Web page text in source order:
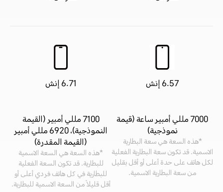
6.57 إنش
7000 مللي أمبير ساعة (قيمة
نموذجية)
*هذه السعة هي سعة البطارية
الاسمية. قد تكون سعة البطارية الفعلية
لكل هاتف على حدة أعلى أو أقل بقليل
من سعة البطارية الاسمية.
6.71 إنش
7100 مللي أمبير (القيمة
النموذجية)، 6920 مللي أمبير
(القيمة المقدرة)
*هذه السعة هي السعة الاسمية
للبطارية. قد تكون السعة الفعلية
للبطارية في كل هاتف فردي أعلى أو
أقل قليلاً من السعة الاسمية للبطارية.